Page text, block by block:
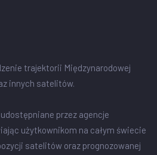
trajektorii Międzynarodowej
innych satelitów.
przez agencje
użytkownikom na całym świecie
satelitów oraz prognozowanej